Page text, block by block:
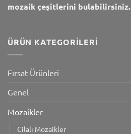
mozaik çeşitlerini bulabilirsiniz.
ÜRÜN KATEGORILERI
Fırsat Ürünleri
Genel
Mozaikler
Cilalı Mozaikler